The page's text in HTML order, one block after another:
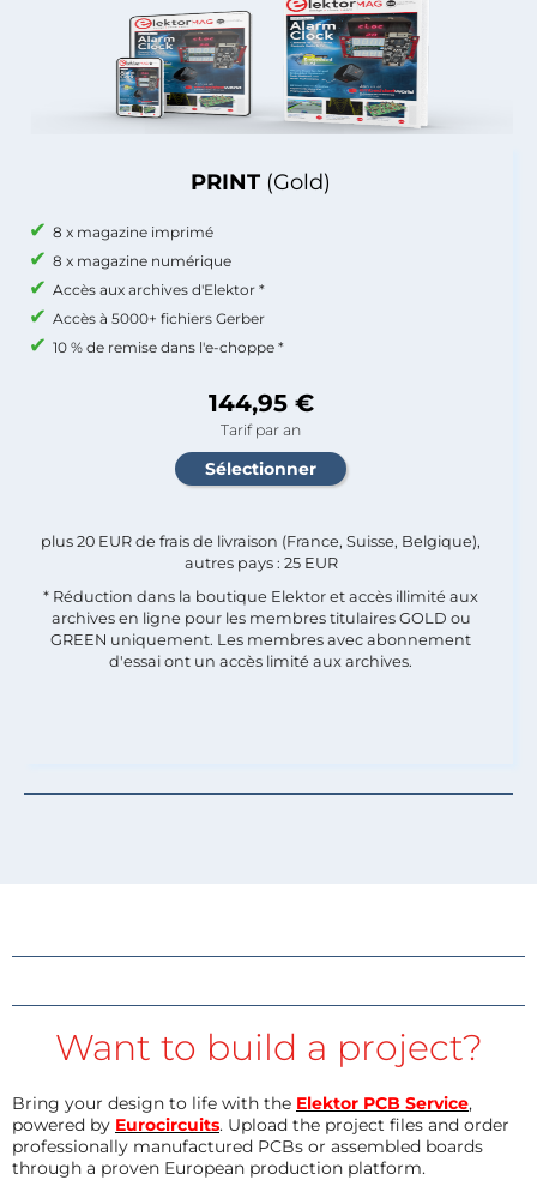
PRINT (Gold)
8 x magazine imprimé
8 x magazine numérique
Accès aux archives d'Elektor *
Accès à 5000+ fichiers Gerber
10 % de remise dans l'e-choppe *
144,95 €
Tarif par an
plus 20 EUR de frais de livraison (France, Suisse, Belgique),
autres pays : 25 EUR
* Réduction dans la boutique Elektor et accès illimité aux
archives en ligne pour les membres titulaires GOLD ou
GREEN uniquement. Les membres avec abonnement
d'essai ont un accès limité aux archives.
Want to build a project?
Bring your design to life with the Elektor PCB Service,
powered by Eurocircuits. Upload the project files and order
professionally manufactured PCBs or assembled boards
through a proven European production platform.